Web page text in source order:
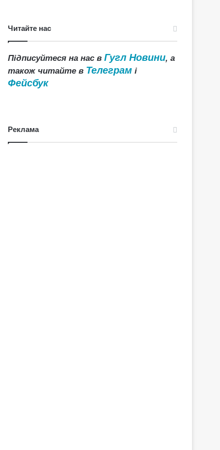
Читайте нас
Підписуйтеся на нас вГугл Новини, а
також читайте в Телеграм і
Фейсбук
Реклама